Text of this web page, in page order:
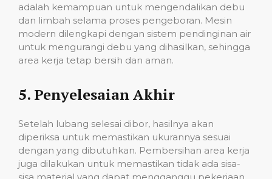
adalah kemampuan untuk mengendalikan debu
dan limbah selama proses pengeboran. Mesin
modern dilengkapi dengan sistem pendinginan air
untuk mengurangi debu yang dihasilkan, sehingga
area kerja tetap bersih dan aman.
5. Penyelesaian Akhir
Setelah lubang selesai dibor, hasilnya akan
diperiksa untuk memastikan ukurannya sesuai
dengan yang dibutuhkan. Pembersihan area kerja
juga dilakukan untuk memastikan tidak ada sisa-